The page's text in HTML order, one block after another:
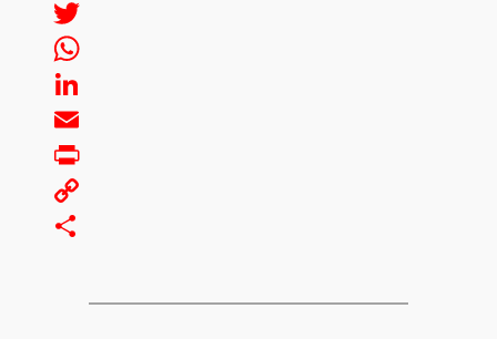
Facebook
Twitter
WhatsApp
LinkedIn
Email
Print
Copy